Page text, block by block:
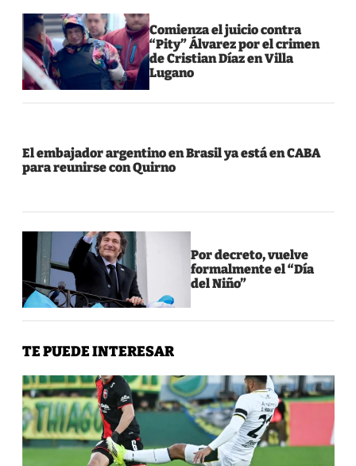
Comienza el juicio contra
“Pity” Álvarez por el crimen
de Cristian Díaz en Villa
Lugano
El embajador argentino en Brasil ya está en CABA
para reunirse con Quirno
Por decreto, vuelve
formalmente el “Día
del Niño”
TE PUEDE INTERESAR